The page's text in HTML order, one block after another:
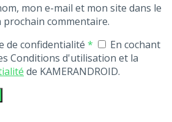
mon e-mail et mon site dans le
commentaire.
de confidentialité *
En cochant
Conditions d'utilisation et la
de KAMERANDROID.